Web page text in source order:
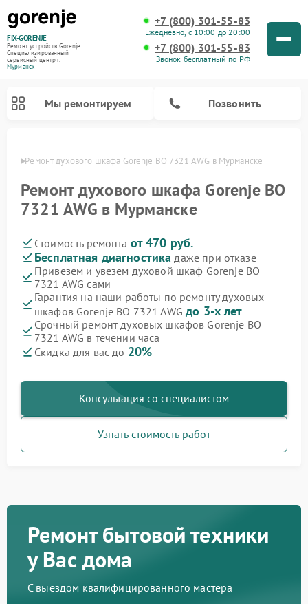
FIX-GORENJE
Ремонт устройств Gorenje
Специализированный
cервисный центр г.
Мурманск
+7 (800) 301-55-83
Ежедневно, с 10:00 до 20:00
+7 (800) 301-55-83
Звонок бесплатный по РФ
Мы ремонтируем Позвонить
Ремонт духового шкафа Gorenje BO 7321 AWG в Мурманске
Ремонт духового шкафа Gorenje BO
7321 AWG в Мурманске
Стоимость ремонта от 470 руб.
Бесплатная диагностика даже при отказе
Привезем и увезем духовой шкаф Gorenje BO
7321 AWG сами
Гарантия на наши работы по ремонту духовых
шкафов Gorenje BO 7321 AWGдо 3-х лет
Срочный ремонт духовых шкафов Gorenje BO
7321 AWG в течении часа
Скидка для вас до 20%
Консультация со специалистом
Узнать стоимость работ
Ремонт бытовой техники
у Вас дома
С выездом квалифицированного мастера